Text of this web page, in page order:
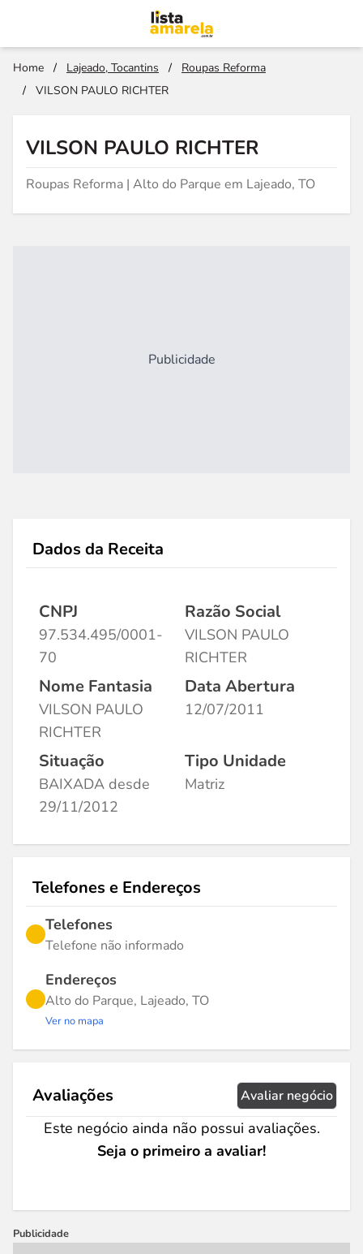
Home / Lajeado, Tocantins /
Roupas Reforma
/
VILSON PAULO RICHTER
VILSON PAULO RICHTER
Roupas Reforma | Alto do Parque em Lajeado, TO
Publicidade
Dados da Receita
CNPJ
97.534.495/0001-
70
Razão Social
VILSON PAULO
RICHTER
Nome Fantasia
VILSON PAULO
RICHTER
Data Abertura
12/07/2011
Situação
BAIXADA desde
29/11/2012
Tipo Unidade
Matriz
Telefones e Endereços
Telefones
Telefone não informado
Endereços
Alto do Parque, Lajeado, TO
Ver no mapa
Avaliações Avaliar negócio
Este negócio ainda não possui avaliações.
Seja o primeiro a avaliar!
Publicidade